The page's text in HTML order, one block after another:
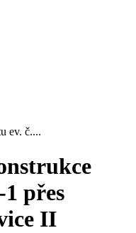
ev. č....
1 přes
II